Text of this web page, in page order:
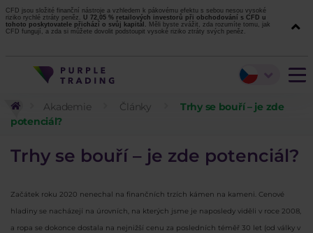
CFD jsou složité finanční nástroje a vzhledem k pákovému efektu s sebou nesou vysoké
riziko rychlé ztráty peněz. U 72,05 % retailových investorů při obchodování s CFD u
tohoto poskytovatele přichází o svůj kapitál. Měli byste zvážit, zda rozumíte tomu, jak
CFD fungují, a zda si můžete dovolit podstoupit vysoké riziko ztráty svých peněz.
Akademie Články
Trhy se bouří – je zde
potenciál?
Trhy se bouří – je zde potenciál?
Začátek roku 2020 nenechal na finančních trzích kámen na kameni. Cenové
hladiny se nacházejí na úrovních, na kterých jsme je naposledy viděli v roce 2008,
a ropa se dokonce dostala na nejnižší cenu za posledních téměř 30 let (od války v